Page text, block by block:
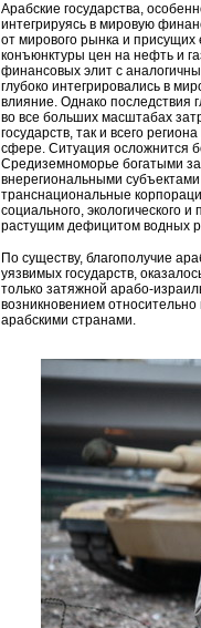
Арабские государства,
интегрируясь в мировую
от мирового рынка и присущих
конъюнктуры цен на нефть и
финансовых элит с
глубоко интегрировались в
влияние. Однако последствия
во все больших масштабах
государств, так и всего
сфере. Ситуация осложнится
Средиземноморье богатыми
внерегиональными
транснациональные
социального, экологического
растущим дефицитом водных
По существу, благополучие
уязвимых государств,
только затяжной арабо-
возникновением
арабскими странами.